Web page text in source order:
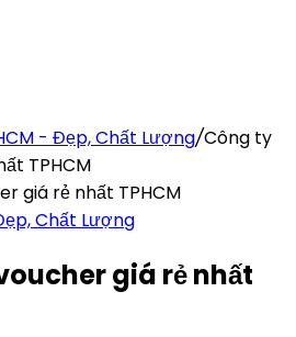
- Đẹp, Chất Lượng/Công ty
TPHCM
Chất Lượng
giá rẻ nhất